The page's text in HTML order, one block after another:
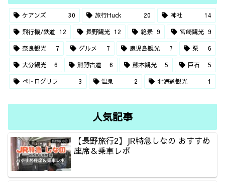
ケアンズ 30 旅行Huck 20 神社 14
飛行機/鉄道 12 長野観光 12 絶景 9 宮崎観光 9
奈良観光 7 グルメ 7 鹿児島観光 7 栗 6
大分観光 6 熊野古道 6 熊本観光 5 巨石 5
ペトログリフ 3 温泉 2 北海道観光 1
人気記事
【長野旅行2】JR特急しなの おすすめ
座席＆乗車レポ